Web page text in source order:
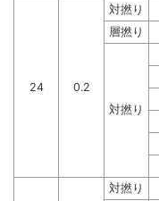
24 0.2
対撚り
層撚り
対撚り
対撚り